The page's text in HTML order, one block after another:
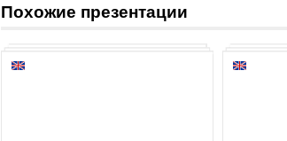
Похожие презентации